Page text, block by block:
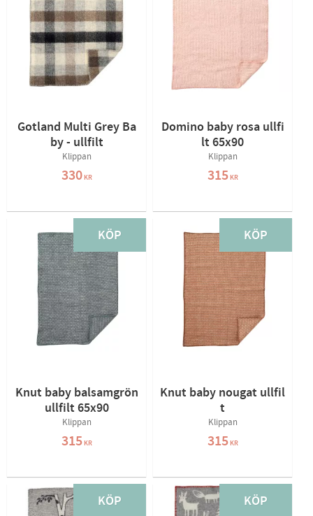
Gotland Multi Grey Ba
by - ullfilt
Klippan
330KR
Domino baby rosa ullfi
lt 65x90
Klippan
315KR
Knut baby balsamgrön
ullfilt 65x90
Klippan
315KR
KÖP
Knut baby nougat ullfil
t
Klippan
315KR
KÖP
KÖP KÖP